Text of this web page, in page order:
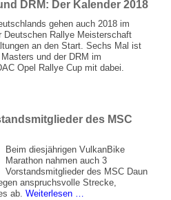
Daun
bei
der
Rallye
Köln
Ahweiler
DRM: Der Kalender 2018
gehen auch 2018 im
Deutschen Rallye Meisterschaft
an den Start. Sechs Mal ist
und der DRM im
Opel Rallye Cup mit dabei.
des MSC
Beim diesjährigen VulkanBike
Marathon nahmen auch 3
Vorstandsmitglieder des MSC Daun
anspruchsvolle Strecke,
ab. Weiterlesen …